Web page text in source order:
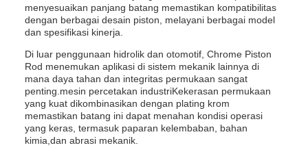
menyesuaikan panjang batang memastikan kompatibilitas
dengan berbagai desain piston, melayani berbagai model
dan spesifikasi kinerja.
Di luar penggunaan hidrolik dan otomotif, Chrome Piston
Rod menemukan aplikasi di sistem mekanik lainnya di
mana daya tahan dan integritas permukaan sangat
penting.mesin percetakan industriKekerasan permukaan
yang kuat dikombinasikan dengan plating krom
memastikan batang ini dapat menahan kondisi operasi
yang keras, termasuk paparan kelembaban, bahan
kimia,dan abrasi mekanik.